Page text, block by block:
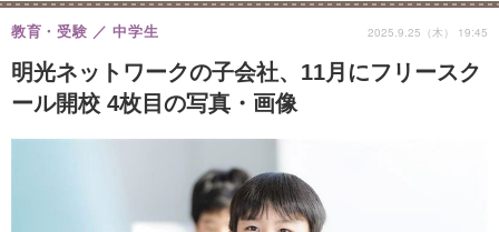
明光ネットワークの子会社、11月にフリースク
ール開校 4枚目の写真・画像
教育・受験 中学生 2025.9.25（木） 19:45